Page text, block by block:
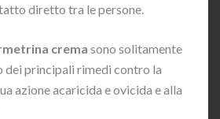
diretto tra le persone.
crema sono solitamente
dei principali rimedi contro la
azione acaricida e ovicida e alla